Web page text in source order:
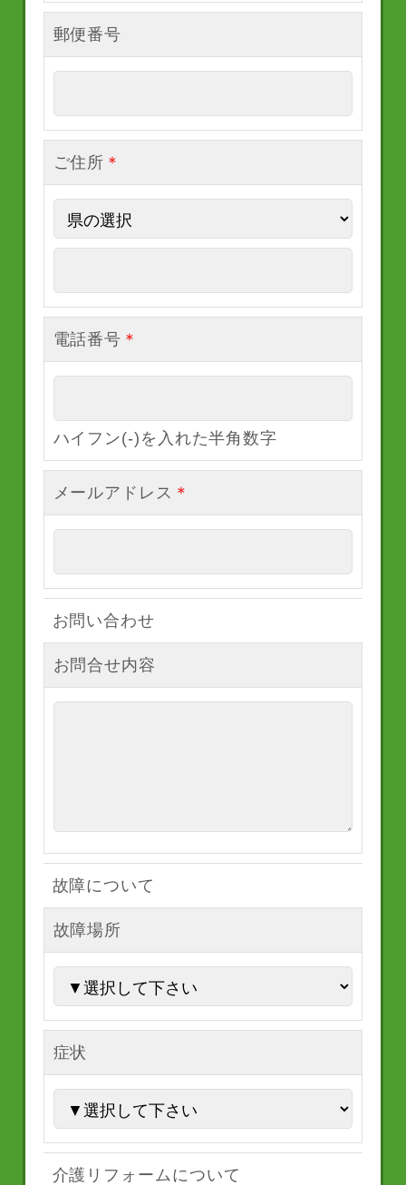
郵便番号
ご住所 ＊
電話番号 ＊
ハイフン(-)を入れた半角数字
メールアドレス ＊
お問い合わせ
お問合せ内容
故障について
故障場所
症状
介護リフォームについて